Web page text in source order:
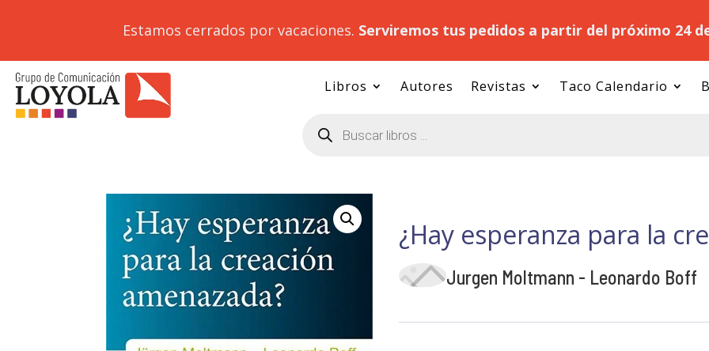
Estamos cerrados por vacaciones. Serviremos tus pedidos a partir del próximo 24
Libros Autores Revistas Taco Calendario
productos
¿Hay esperanza para la
Jurgen Moltmann - Leonardo Boff